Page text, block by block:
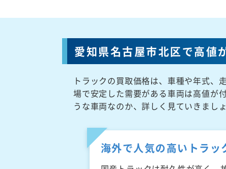
愛知県名古屋市北区で高値
トラックの買取価格は、車種や年式、
場で安定した需要がある車両は高値が
うな車両なのか、詳しく見ていきましょ
海外で人気の高いトラッ